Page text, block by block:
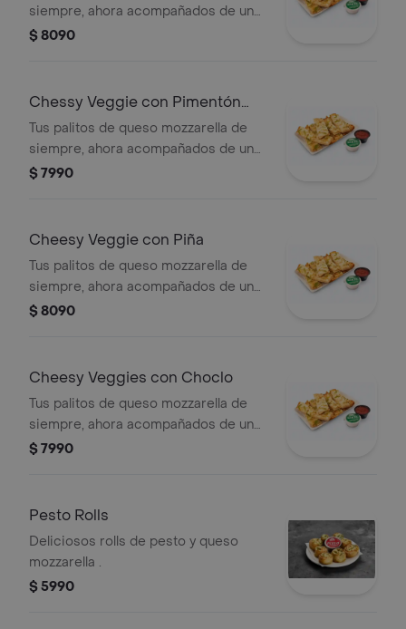
siempre, ahora acompañados de un
vegetal o shot a tu elección.
$ 8090
Chessy Veggie con Pimentón
Verde
Tus palitos de queso mozzarella de
siempre, ahora acompañados de un
vegetal o shot a tu elección.
$ 7990
Cheesy Veggie con Piña
Tus palitos de queso mozzarella de
siempre, ahora acompañados de un
vegetal o shot a tu elección.
$ 8090
Cheesy Veggies con Choclo
Tus palitos de queso mozzarella de
siempre, ahora acompañados de un
vegetal o shot a tu elección.
$ 7990
Pesto Rolls
Deliciosos rolls de pesto y queso
mozzarella .
$ 5990